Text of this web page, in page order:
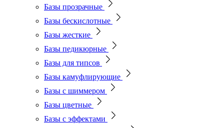
Базы прозрачные
Базы бескислотные
Базы жесткие
Базы педикюрные
Базы для типсов
Базы камуфлирующие
Базы с шиммером
Базы цветные
Базы с эффектами